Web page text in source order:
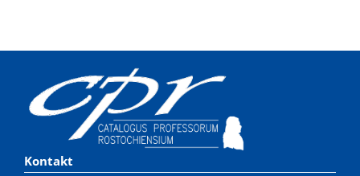
Kontakt